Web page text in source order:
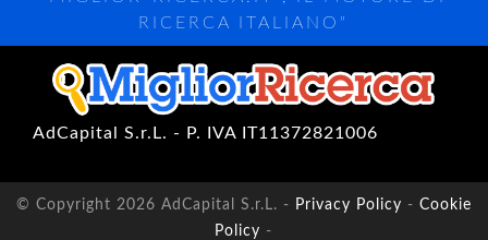
RICERCA ITALIANO"
AdCapital S.r.L. - P. IVA IT11372821006
© Copyright 2026 AdCapital S.r.L. - Privacy Policy - Cookie
Policy -